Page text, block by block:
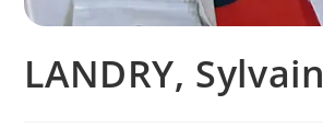
LANDRY, Sylvain